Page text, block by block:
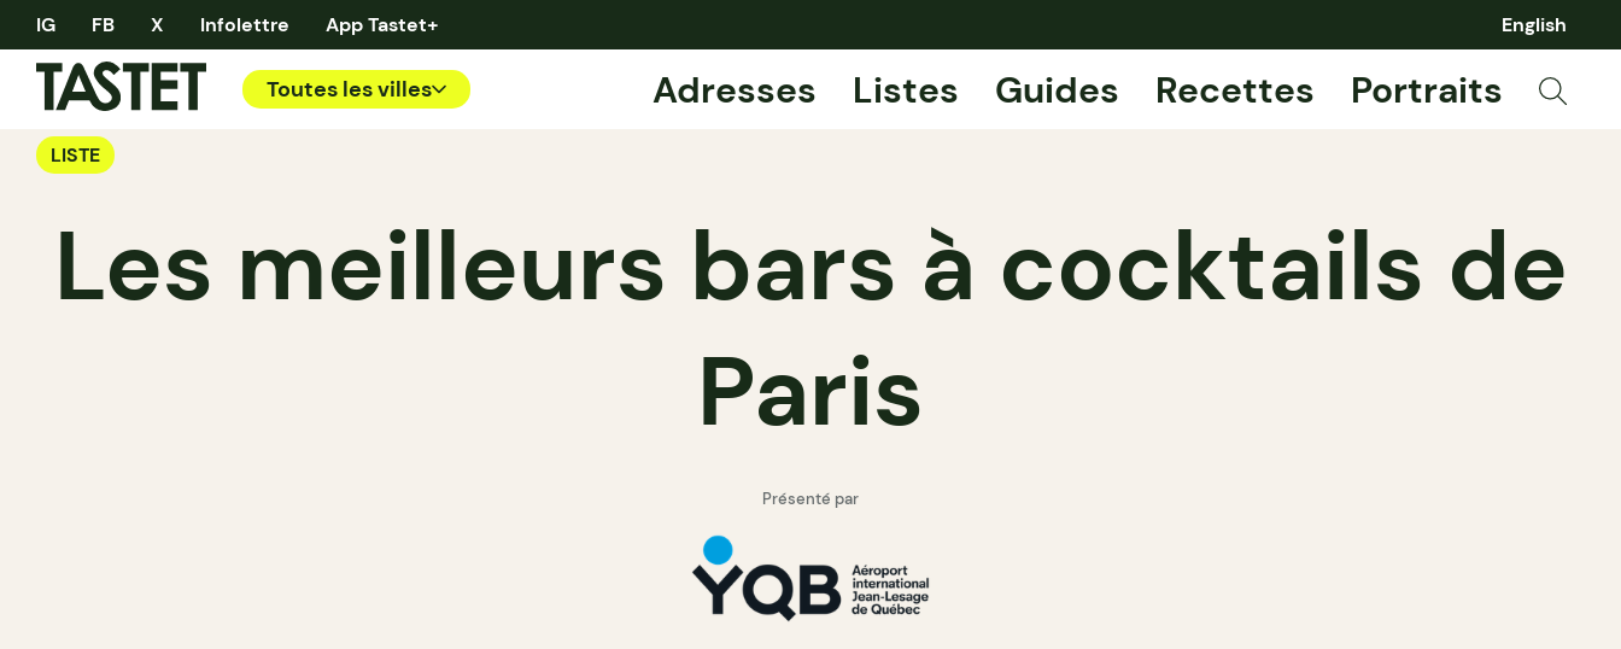
IG FB X Infolettre App Tastet+ English
Toutes les villes Adresses Listes Guides Recettes Portraits
LISTE
Les meilleurs bars à cocktails de
Paris
Présenté par